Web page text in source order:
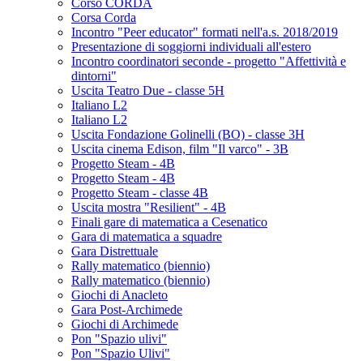
Corso CORDA
Corsa Corda
Incontro "Peer educator" formati nell'a.s. 2018/2019
Presentazione di soggiorni individuali all'estero
Incontro coordinatori seconde - progetto "Affettività e
dintorni"
Uscita Teatro Due - classe 5H
Italiano L2
Italiano L2
Uscita Fondazione Golinelli (BO) - classe 3H
Uscita cinema Edison, film "Il varco" - 3B
Progetto Steam - 4B
Progetto Steam - 4B
Progetto Steam - classe 4B
Uscita mostra "Resilient" - 4B
Finali gare di matematica a Cesenatico
Gara di matematica a squadre
Gara Distrettuale
Rally matematico (biennio)
Rally matematico (biennio)
Giochi di Anacleto
Gara Post-Archimede
Giochi di Archimede
Pon "Spazio ulivi"
Pon "Spazio Ulivi"